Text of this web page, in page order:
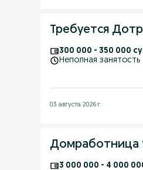
Требуется
300 000 - 350 000
Неполная занятость
03 августа 2026 г.
Домработница
3 000 000 - 4 000